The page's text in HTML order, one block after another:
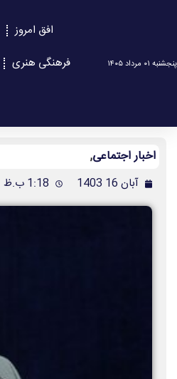
پنجشنبه ۰۱ مرداد ۱۴۰۵
افق امروز
فرهنگی هنری
اخبار اجتماعی,
آبان 16 1403 1:18 ب.ظ